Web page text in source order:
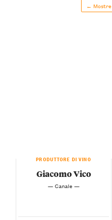
← Mostre
PRODUTTORE DI VINO
Giacomo Vico
— Canale —